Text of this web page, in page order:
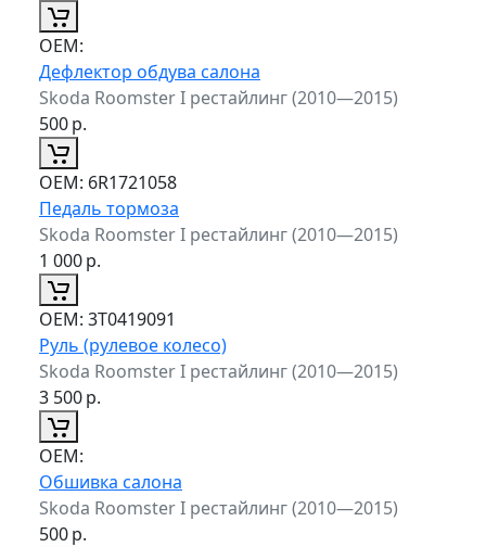
ОЕМ:
Дефлектор обдува салона
Skoda Roomster I рестайлинг (2010—2015)
500р.
ОЕМ: 6R1721058
Педаль тормоза
Skoda Roomster I рестайлинг (2010—2015)
1 000р.
ОЕМ: 3T0419091
Руль (рулевое колесо)
Skoda Roomster I рестайлинг (2010—2015)
3 500р.
ОЕМ:
Обшивка салона
Skoda Roomster I рестайлинг (2010—2015)
500р.